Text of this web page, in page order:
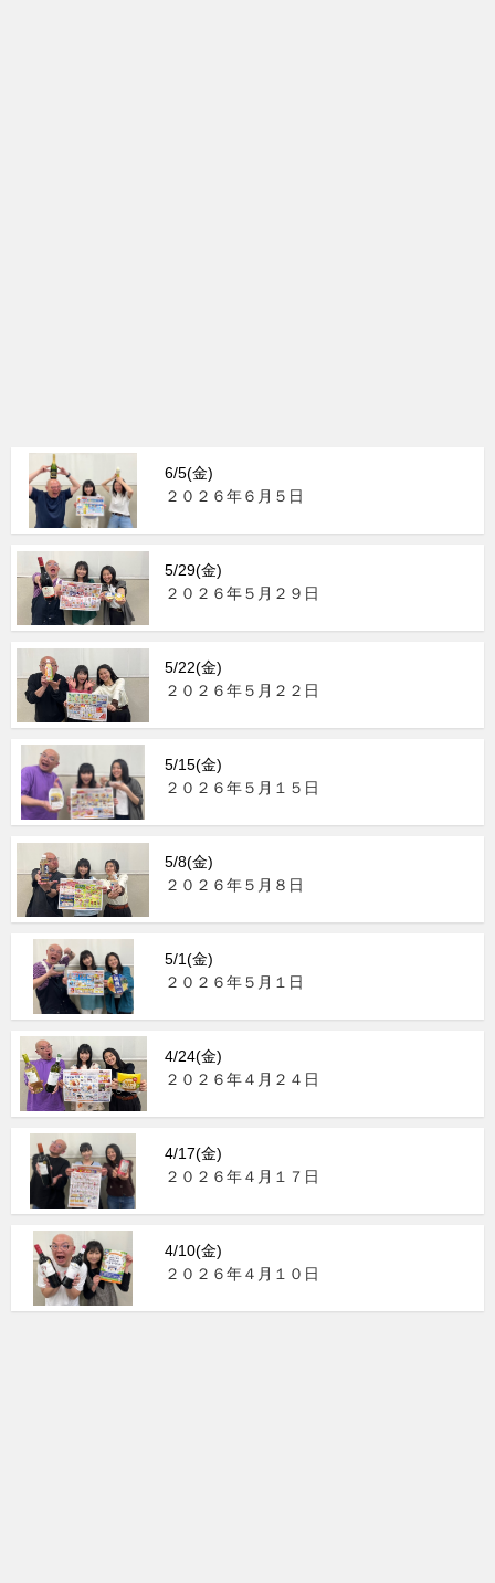
6/5(金)
２０２６年６月５日
5/29(金)
２０２６年５月２９日
5/22(金)
２０２６年５月２２日
5/15(金)
２０２６年５月１５日
5/8(金)
２０２６年５月８日
5/1(金)
２０２６年５月１日
4/24(金)
２０２６年４月２４日
4/17(金)
２０２６年４月１７日
4/10(金)
２０２６年４月１０日